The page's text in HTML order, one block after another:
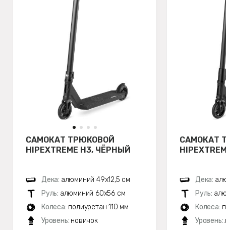
САМОКАТ ТРЮКОВОЙ
HIPEXTREME H3, ЧЁРНЫЙ
Дека: алюминий 49х12,5 см
Руль: алюминий 60х56 см
Колеса: полиуретан 110 мм
Уровень: новичок
САМОКАТ
Дека:
Руль:
Колеса:
Уровень: